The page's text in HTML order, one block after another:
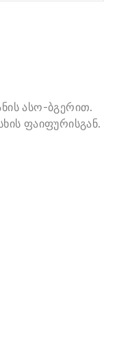
ასო-ბგერით.
ფაიფურისგან.